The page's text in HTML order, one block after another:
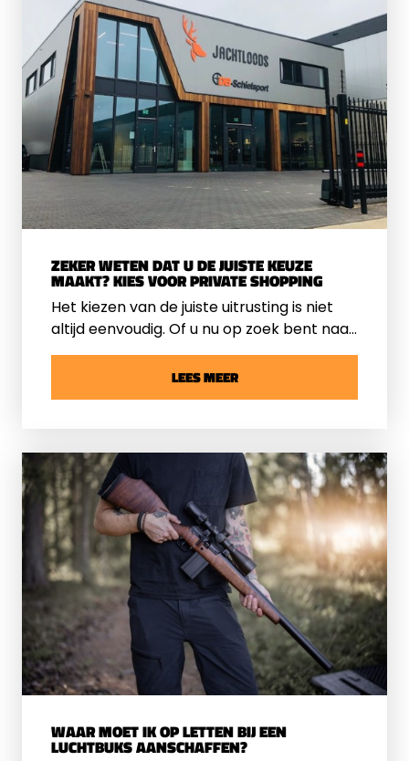
ZEKER WETEN DAT U DE JUISTE KEUZE
MAAKT? KIES VOOR PRIVATE SHOPPING
Het kiezen van de juiste uitrusting is niet
altijd eenvoudig. Of u nu op zoek bent naar
een persluchtbuks of een
warmtebeeldcamera, er komt vaak meer
een rol. Daarom biedt DB-Schietsport
Private Shopping aan.
LEES MEER
WAAR MOET IK OP LETTEN BIJ EEN
LUCHTBUKS AANSCHAFFEN?